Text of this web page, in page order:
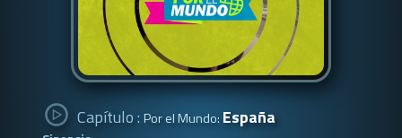
Capítulo : Por el Mundo: España